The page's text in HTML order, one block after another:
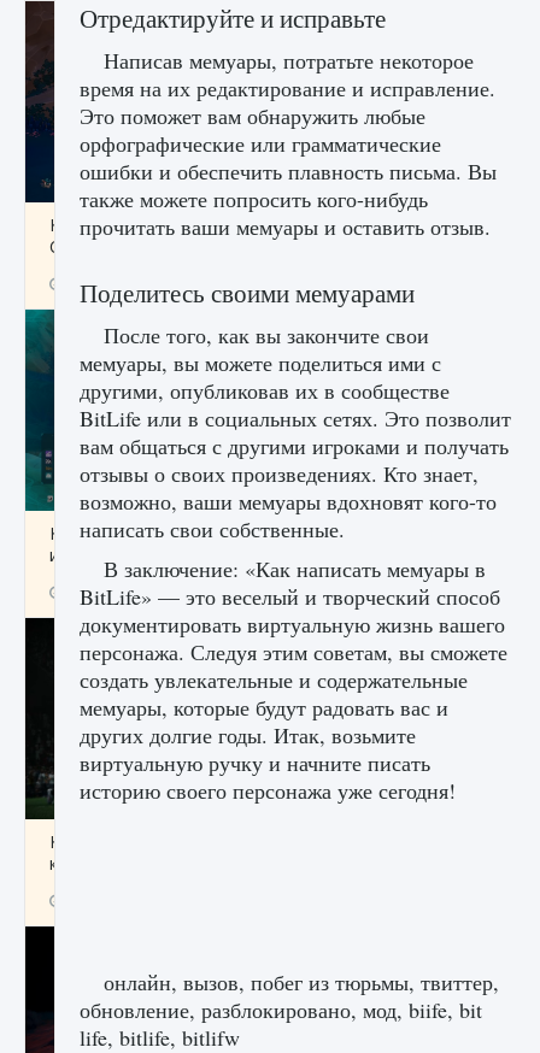
Как разблокировать заклинание Крист в
Creatures of Ava
9 августа 2024
Как приручить существ из степей Тамура в
игре Creatures of Ava
9 августа 2024 1 164 0 0
Как исправить ошибку EA FC 25 beta,
которая не работает
Отредактируйте и исправьте
Написав мемуары, потратьте некоторое
время на их редактирование и исправление.
Это поможет вам обнаружить любые
орфографические или грамматические
ошибки и обеспечить плавность письма. Вы
также можете попросить кого-нибудь
прочитать ваши мемуары и оставить отзыв.
Поделитесь своими мемуарами
После того, как вы закончите свои
мемуары, вы можете поделиться ими с
другими, опубликовав их в сообществе
BitLife или в социальных сетях. Это позволит
вам общаться с другими игроками и получать
отзывы о своих произведениях. Кто знает,
возможно, ваши мемуары вдохновят кого-то
написать свои собственные.
В заключение: «Как написать мемуары в
BitLife» — это веселый и творческий способ
документировать виртуальную жизнь вашего
персонажа. Следуя этим советам, вы сможете
создать увлекательные и содержательные
мемуары, которые будут радовать вас и
других долгие годы. Итак, возьмите
виртуальную ручку и начните писать
историю своего персонажа уже сегодня!
онлайн, вызов, побег из тюрьмы, твиттер,
обновление, разблокировано, мод, biife, bit
life, bitlife, bitlifw